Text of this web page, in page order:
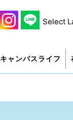
Select
キャンパスライフ